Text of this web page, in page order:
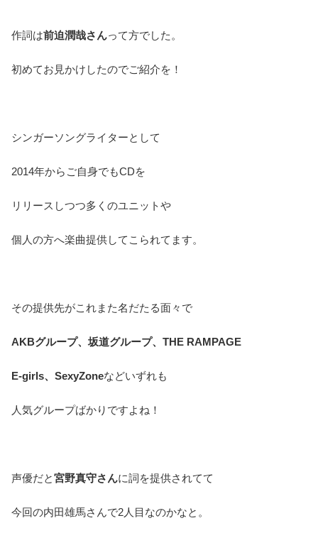
作詞は前迫潤哉さんって方でした。
初めてお見かけしたのでご紹介を！
シンガーソングライターとして
2014年からご自身でもCDを
リリースしつつ多くのユニットや
個人の方へ楽曲提供してこられてます。
その提供先がこれまた名だたる面々で
AKBグループ、坂道グループ、THE RAMPAGE
E-girls、SexyZoneなどいずれも
人気グループばかりですよね！
声優だと宮野真守さんに詞を提供されてて
今回の内田雄馬さんで2人目なのかなと。